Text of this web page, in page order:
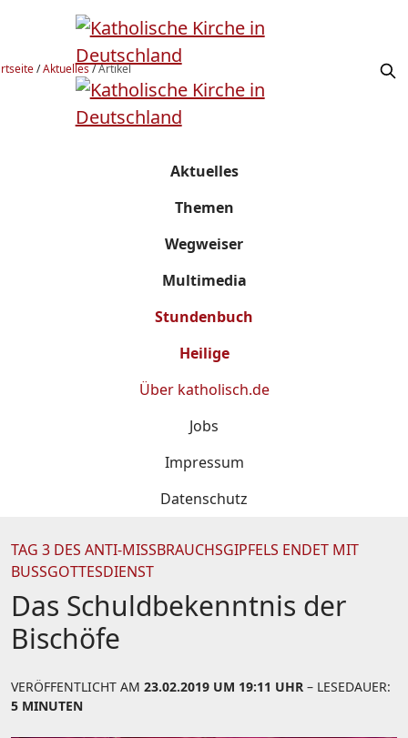
/Aktuelles/Artikel
Aktuelles
Themen
Wegweiser
Multimedia
Stundenbuch
Heilige
Über katholisch.de
Jobs
Impressum
Datenschutz
TAG 3 DES ANTI-MISSBRAUCHSGIPFELS ENDET MIT
BUSSGOTTESDIENST
Das Schuldbekenntnis der
Bischöfe
VERÖFFENTLICHT AM 23.02.2019 UM 19:11 UHR – LESEDAUER:
5 MINUTEN